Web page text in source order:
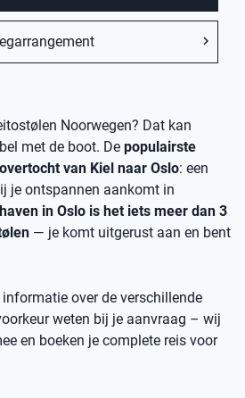
Noorwegen? Dat kan
met de boot. De populairste
van Kiel naar Oslo: een
je ontspannen aankomt in
in Oslo is het iets meer dan 3
— je komt uitgerust aan en bent
over de verschillende
weten bij je aanvraag – wij
en boeken je complete reis voor